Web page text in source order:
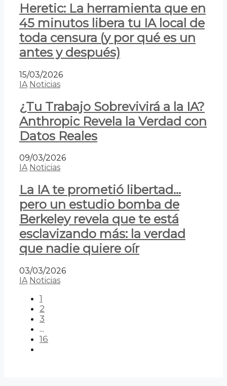
Heretic: La herramienta que en
45 minutos libera tu IA local de
toda censura (y por qué es un
antes y después)
15/03/2026
IA Noticias
¿Tu Trabajo Sobrevivirá a la IA?
Anthropic Revela la Verdad con
Datos Reales
09/03/2026
IA Noticias
La IA te prometió libertad…
pero un estudio bomba de
Berkeley revela que te está
esclavizando más: la verdad
que nadie quiere oír
03/03/2026
IA Noticias
1
2
3
...
16